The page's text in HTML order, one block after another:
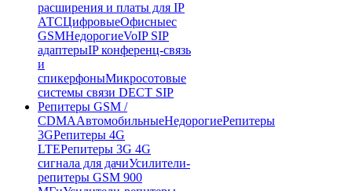
расширения и платы для IP
АТСЦифровыеОфисныес
GSMНедорогиеVoIP SIP
адаптерыIP конференц-связь
и
спикерфоныМикросотовые
системы связи DECT SIP
Репитеры GSM /
CDMAАвтомобильныеНедорогиеРепитеры
3GРепитеры 4G
LTEРепитеры 3G 4G
сигнала для дачиУсилители-
репитеры GSM 900